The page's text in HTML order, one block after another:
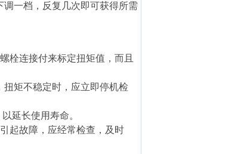
一档，反复几次即可获得所需
栓连接付来标定扭矩值，而且
矩不稳定时，应立即停机检
延长使用寿命。
起故障，应经常检查，及时